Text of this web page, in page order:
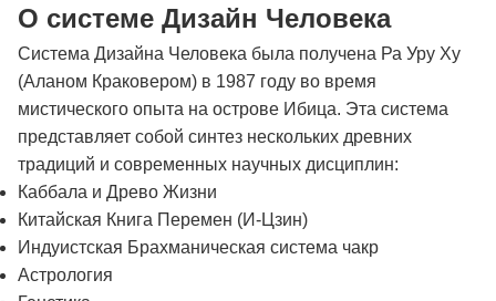
О системе Дизайн Человека
Система Дизайна Человека была получена Ра Уру Ху
(Аланом Краковером) в 1987 году во время
мистического опыта на острове Ибица. Эта система
представляет собой синтез нескольких древних
традиций и современных научных дисциплин:
Каббала и Древо Жизни
Китайская Книга Перемен (И-Цзин)
Индуистская Брахманическая система чакр
Астрология